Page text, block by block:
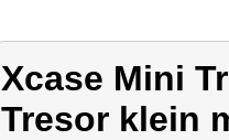
Xcase Mini
Tresor klein